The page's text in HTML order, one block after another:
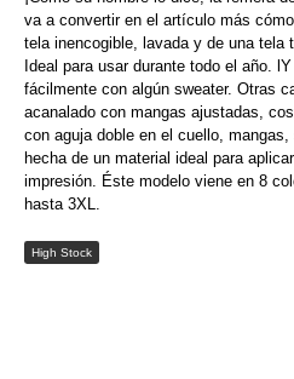
va a convertir en el artículo más
tela inencogible, lavada y de una tela
Ideal para usar durante todo el año.
fácilmente con algún sweater. Otras
acanalado con mangas ajustadas,
con aguja doble en el cuello,
hecha de un material ideal para
impresión. Éste modelo viene en 8
hasta 3XL.
High Stock